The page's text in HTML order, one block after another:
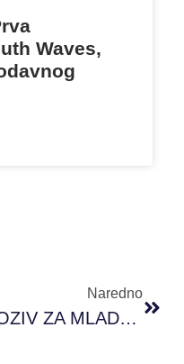
Waves,
Naredno
POZIV ZA MLADE IZ PROZORA – Umjetnost Ostaje